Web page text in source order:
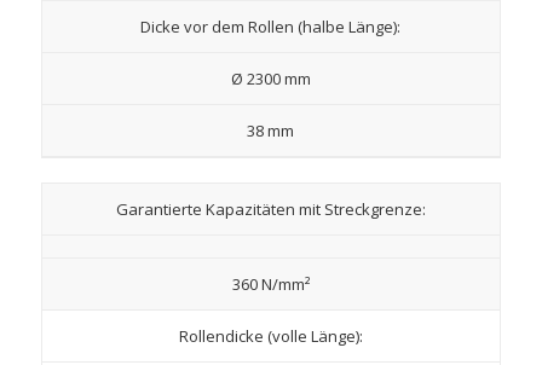
Dicke vor dem Rollen (halbe Länge):
Ø 2300 mm
38 mm
Garantierte Kapazitäten mit Streckgrenze:
360 N/mm²
Rollendicke (volle Länge):